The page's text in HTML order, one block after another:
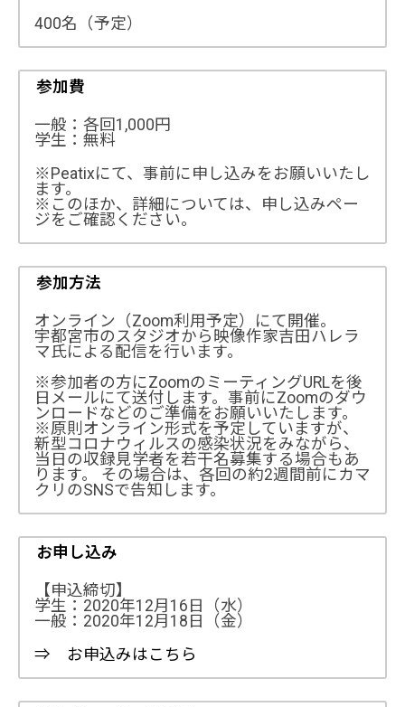
400名（予定）
参加費
一般：各回1,000円
学生：無料
※Peatixにて、事前に申し込みをお願いいたし
ます。
※このほか、詳細については、申し込みペー
ジをご確認ください。
参加方法
オンライン（Zoom利用予定）にて開催。
宇都宮市のスタジオから映像作家吉田ハレラ
マ氏による配信を行います。
※参加者の方にZoomのミーティングURLを後
日メールにて送付します。事前にZoomのダウ
ンロードなどのご準備をお願いいたします。
※原則オンライン形式を予定していますが、
新型コロナウィルスの感染状況をみながら、
当日の収録見学者を若干名募集する場合もあ
ります。 その場合は、各回の約2週間前にカマ
クリのSNSで告知します。
お申し込み
【申込締切】
学生：2020年12月16日（水）
一般：2020年12月18日（金）
⇒ お申込みはこちら